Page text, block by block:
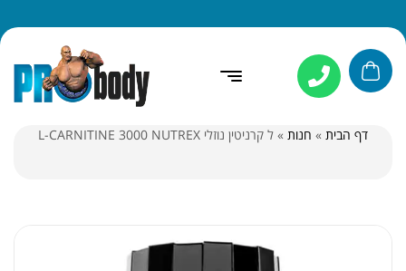
דף הבית » חנות » ל קרניטין נוזלי L-CARNITINE 3000 NUTREX